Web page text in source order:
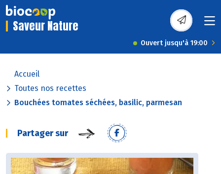
Saveur Nature
Ouvert jusqu'à 19:00
Accueil
Toutes nos recettes
Bouchées tomates séchées, basilic, parmesan
Partager sur